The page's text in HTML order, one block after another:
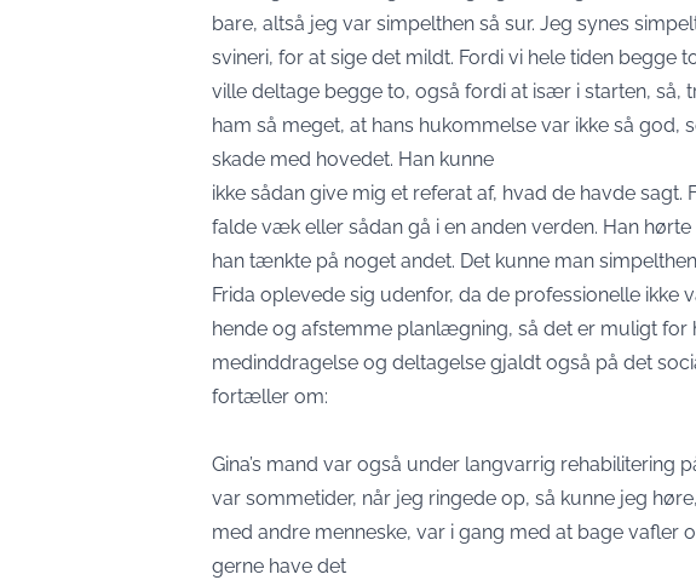
bare, altså jeg var simpelthen så sur. Jeg synes
svineri, for at sige det mildt. Fordi vi hele tiden begge
ville deltage begge to, også fordi at især i starten, så,
ham så meget, at hans hukommelse var ikke så god,
skade med hovedet. Han kunne
ikke sådan give mig et referat af, hvad de havde sagt.
falde væk eller sådan gå i en anden verden. Han
han tænkte på noget andet. Det kunne man
Frida oplevede sig udenfor, da de professionelle
hende og afstemme planlægning, så det er muligt for
medinddragelse og deltagelse gjaldt også på det
fortæller om:
Gina’s mand var også under langvarrig rehabilitering
var sommetider, når jeg ringede op, så kunne jeg
med andre menneske, var i gang med at bage vafler
gerne have det